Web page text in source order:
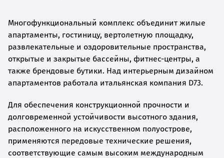
Многофункциональный комплекс объединит жилые
апартаменты, гостиницу, вертолетную площадку,
развлекательные и оздоровительные пространства,
открытые и закрытые бассейны, фитнес-центры, а
также брендовые бутики. Над интерьерным дизайном
апартаментов работала итальянская компания D73.
Для обеспечения конструкционной прочности и
долговременной устойчивости высотного здания,
расположенного на искусственном полуострове,
применяются передовые технические решения,
соответствующие самым высоким международным